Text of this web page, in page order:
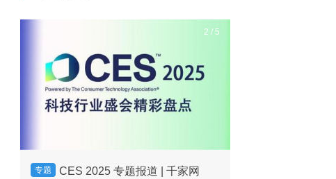
专题 CES 2025 专题报道 | 千家网
2 / 5